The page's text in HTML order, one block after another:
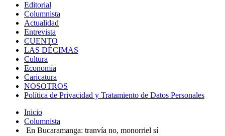
Editorial
Columnista
Actualidad
Entrevista
CUENTO
LAS DÉCIMAS
Cultura
Economía
Caricatura
NOSOTROS
Política de Privacidad y Tratamiento de Datos Personales
Inicio
Columnista
En Bucaramanga: tranvía no, monorriel sí